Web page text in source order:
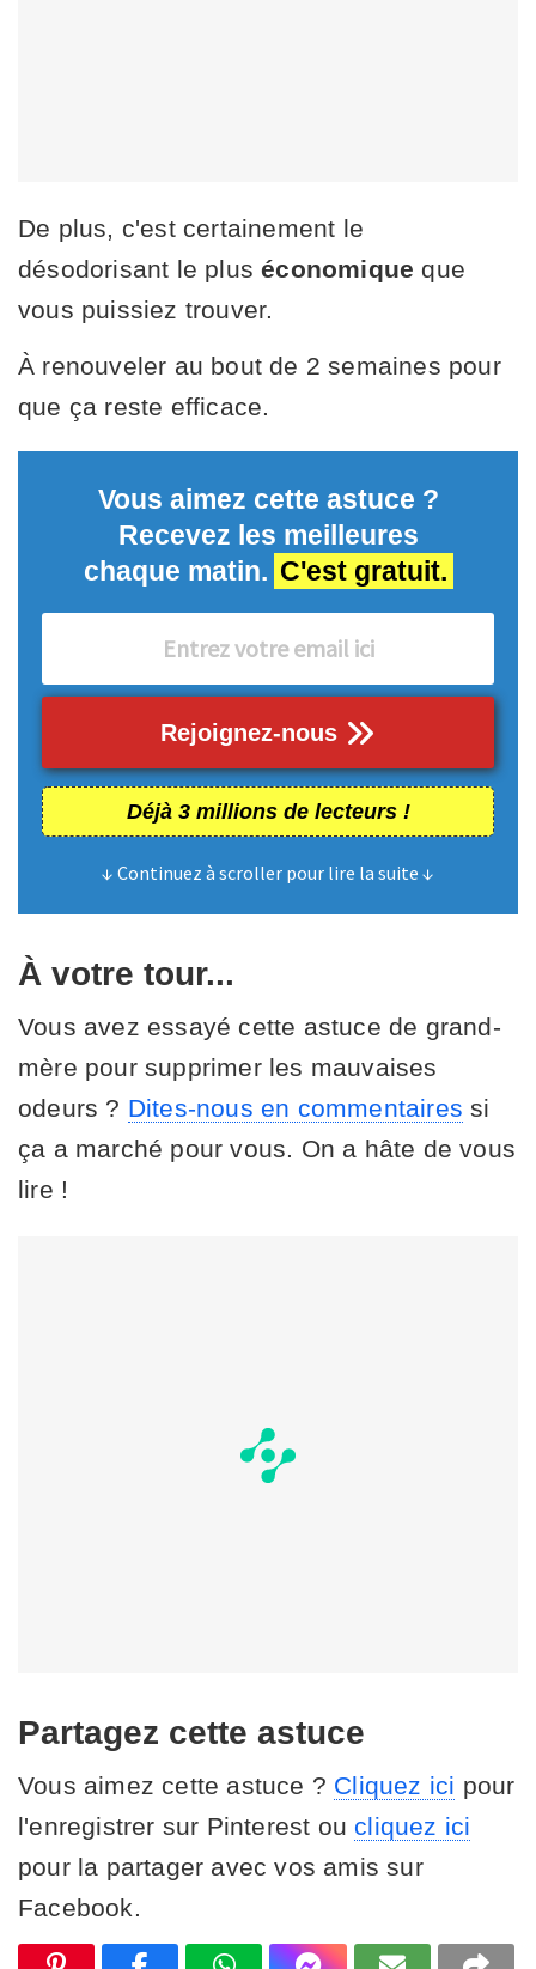
De plus, c'est certainement le
désodorisant le pluséconomique que
vous puissiez trouver.
À renouveler au bout de 2 semaines pour
que ça reste efficace.
Vous aimez cette astuce ?
Recevez les meilleures
chaque matin. C'est gratuit.
Rejoignez-nous
Déjà 3 millions de lecteurs !
↓ Continuez à scroller pour lire la suite ↓
À votre tour...
Vous avez essayé cette astuce de grand-
mère pour supprimer les mauvaises
odeurs ? Dites-nous en commentaires si
ça a marché pour vous. On a hâte de vous
lire !
Partagez cette astuce
Vous aimez cette astuce ? Cliquez ici pour
l'enregistrer sur Pinterest ou cliquez ici
pour la partager avec vos amis sur
Facebook.